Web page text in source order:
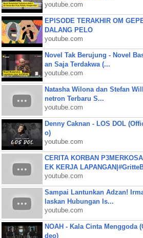
youtube.com
EPISODE TERAKHIR OM
DALANG PELO
youtube.com
Novel Tak Berujung - Novel
an Saja Terdakwa (...
youtube.com
Natasha Wilona dan Stefan
netron Terbaru S...
youtube.com
Denny Caknan - LOS DOL
o)
youtube.com
CERITA KORBAN
EK KERJA
youtube.com
Sampai Lantunkan Adzan!
laskan Hubungan Is...
youtube.com
NOAH - Kala Cinta Menggoda
deo)